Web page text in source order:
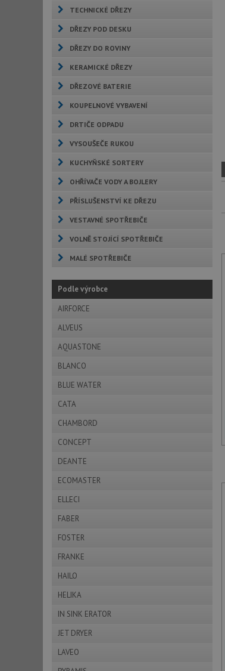
TECHNICKÉ DŘEZY
DŘEZY POD DESKU
DŘEZY DO ROVINY
KERAMICKÉ DŘEZY
DŘEZOVÉ BATERIE
KOUPELNOVÉ VYBAVENÍ
DRTIČE ODPADU
VYSOUŠEČE RUKOU
KUCHYŇSKÉ SORTERY
OHŘÍVAČE VODY A BOJLERY
PŘÍSLUŠENSTVÍ KE DŘEZU
VESTAVNÉ SPOTŘEBIČE
VOLNĚ STOJÍCÍ SPOTŘEBIČE
MALÉ SPOTŘEBIČE
Podle výrobce
AIRFORCE
ALVEUS
AQUASTONE
BLANCO
BLUE WATER
CATA
CHAMBORD
CONCEPT
DEANTE
ECOMASTER
ELLECI
FABER
FOSTER
FRANKE
HAILO
HELIKA
IN SINK ERATOR
JET DRYER
LAVEO